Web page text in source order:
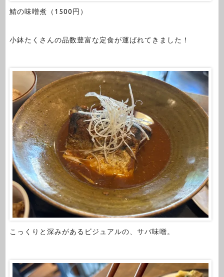
鯖の味噌煮（1500円）
小鉢たくさんの品数豊富な定食が運ばれてきました！
こっくりと深みがあるビジュアルの、サバ味噌。